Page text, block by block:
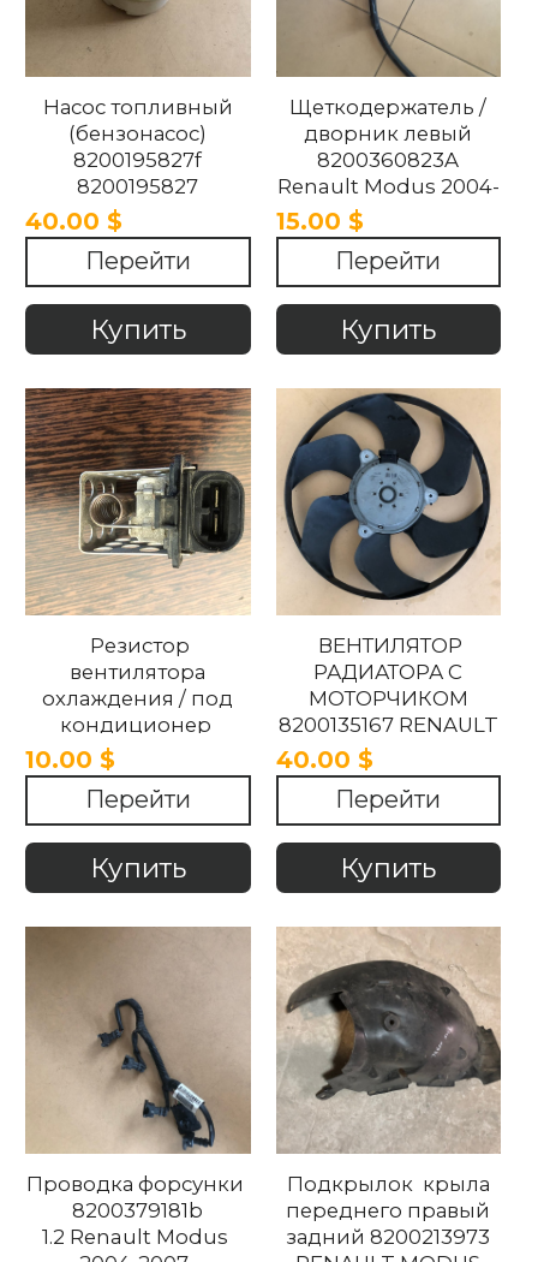
Насос топливный
(бензонасос)
8200195827f
8200195827
RENAULT MODUS
2004-2007.
40.00 $
Перейти
Купить
Щеткодержатель /
дворник левый
8200360823A
Renault Modus 2004-
2007.
15.00 $
Перейти
Купить
Резистор
вентилятора
охлаждения / под
кондиционер
8200045082 Renault
Kangoo / Modus
2004-2007 .
10.00 $
Перейти
Купить
ВЕНТИЛЯТОР
РАДИАТОРА С
МОТОРЧИКОМ
8200135167 RENAULT
MODUS 2004-2007
40.00 $
Перейти
Купить
Проводка форсунки
8200379181b
1.2 Renault Modus
Подкрылок крыла
переднего правый
задний 8200213973